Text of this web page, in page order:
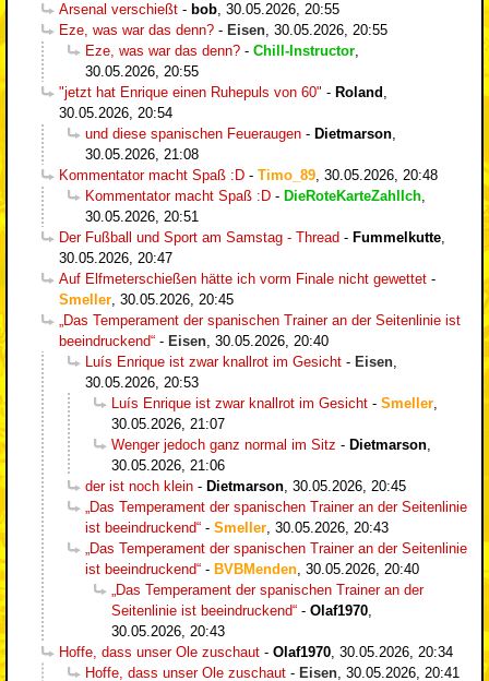
Arsenal verschießt - bob 30.05.2026, 20:55
Eze, was war das denn? - Eisen 30.05.2026, 20:55
Eze, was war das denn? - Chill-Instructor
30.05.2026, 20:55
"jetzt hat Enrique einen Ruhepuls von 60" - Roland
30.05.2026, 20:54
und diese spanischen Feueraugen - Dietmarson
30.05.2026, 21:08
Kommentator macht Spaß :D - Timo_89 30.05.2026, 20:48
Kommentator macht Spaß :D - DieRoteKarteZahlIch
30.05.2026, 20:51
Der Fußball und Sport am Samstag - Thread - Fummelkutte
30.05.2026, 20:47
Auf Elfmeterschießen hätte ich vorm Finale nicht gewettet -
Smeller 30.05.2026, 20:45
„Das Temperament der spanischen Trainer an der Seitenlinie ist
beeindruckend“ - Eisen 30.05.2026, 20:40
Luís Enrique ist zwar knallrot im Gesicht - Eisen
30.05.2026, 20:53
Luís Enrique ist zwar knallrot im Gesicht - Smeller
30.05.2026, 21:07
Wenger jedoch ganz normal im Sitz - Dietmarson
30.05.2026, 21:06
der ist noch klein - Dietmarson 30.05.2026, 20:45
„Das Temperament der spanischen Trainer an der Seitenlinie
ist beeindruckend“ - Smeller 30.05.2026, 20:43
„Das Temperament der spanischen Trainer an der Seitenlinie
ist beeindruckend“ - BVBMenden 30.05.2026, 20:40
„Das Temperament der spanischen Trainer an der
Seitenlinie ist beeindruckend“ - Olaf1970
30.05.2026, 20:43
Hoffe, dass unser Ole zuschaut - Olaf1970 30.05.2026, 20:34
Hoffe, dass unser Ole zuschaut - Eisen 30.05.2026, 20:41